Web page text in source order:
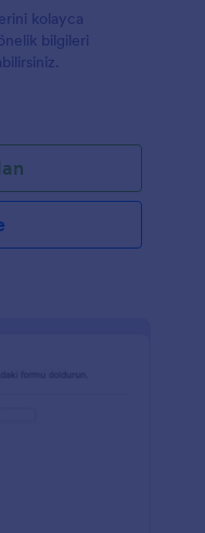
kolayca
bilgileri